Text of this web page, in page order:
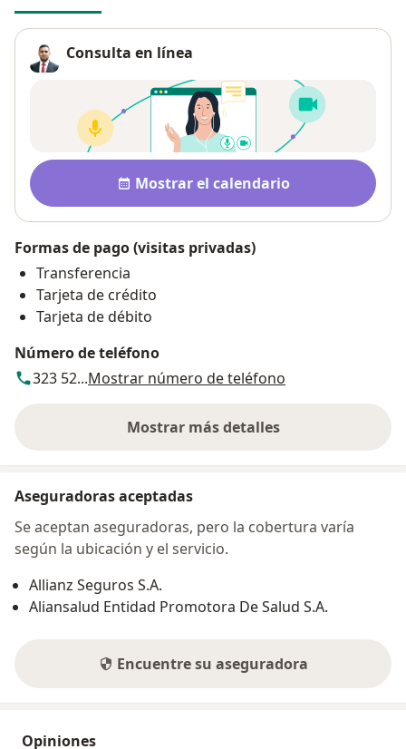
Consulta en línea
Disponibilidad
Mostrar el calendario
Formas de pago (visitas privadas)
Transferencia
Tarjeta de crédito
Tarjeta de débito
Número de teléfono
323 52...Mostrar número de teléfono
Mostrar más detalles
sobre la dirección
Aseguradoras aceptadas
Se aceptan aseguradoras, pero la cobertura varía
según la ubicación y el servicio.
Allianz Seguros S.A.
Aliansalud Entidad Promotora De Salud S.A.
Encuentre su aseguradora
Opiniones